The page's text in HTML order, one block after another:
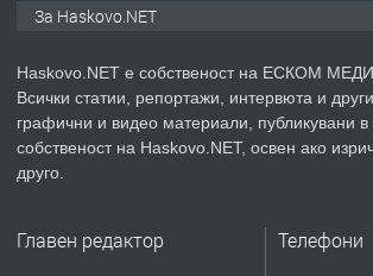
ПРЕДЛАГА СГЛОБЯВАНЕ НА
За Haskovo.NET
Haskovo.NET е собственост на ЕСКОМ
Всички статии, репортажи, интервюта и други
графични и видео материали, публикувани в
собственост на Haskovo.NET, освен ако
друго.
Главен редактор Телефони